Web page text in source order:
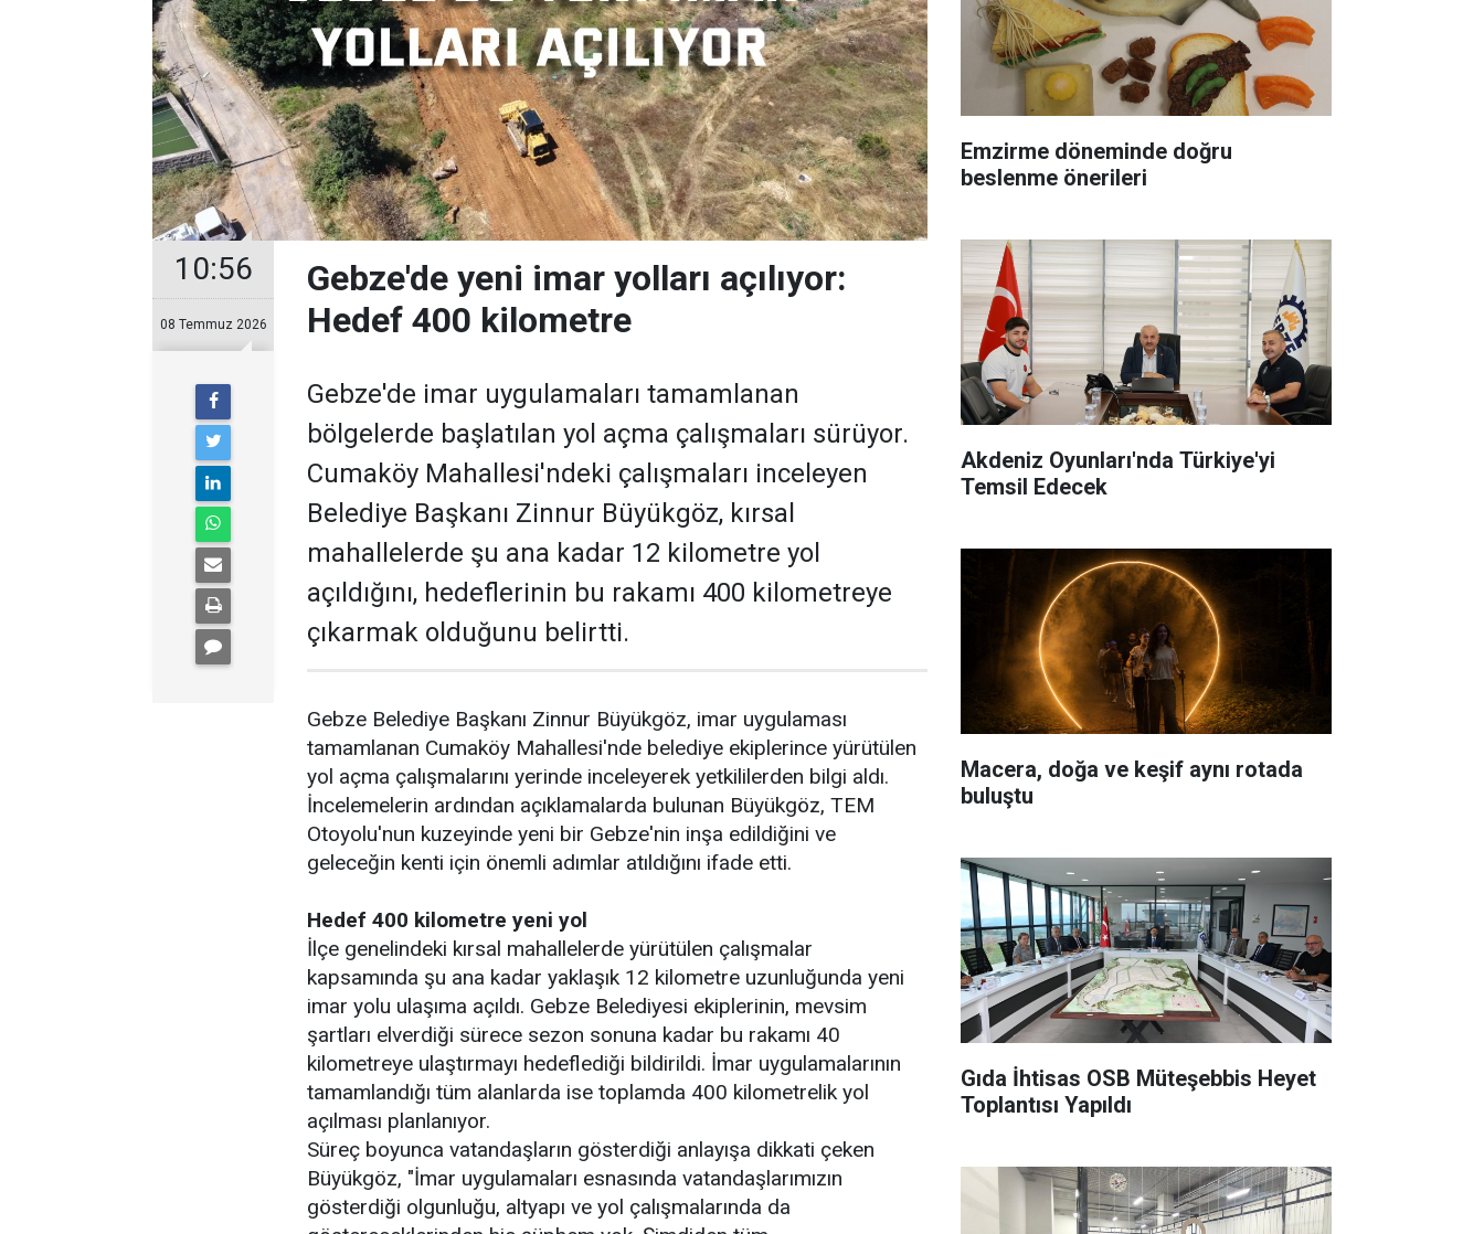
10:56
08 Temmuz 2026
Gebze'de yeni imar yolları açılıyor:
Hedef 400 kilometre
Gebze'de imar uygulamaları tamamlanan
bölgelerde başlatılan yol açma çalışmaları sürüyor.
Cumaköy Mahallesi'ndeki çalışmaları inceleyen
Belediye Başkanı Zinnur Büyükgöz, kırsal
mahallelerde şu ana kadar 12 kilometre yol
açıldığını, hedeflerinin bu rakamı 400 kilometreye
çıkarmak olduğunu belirtti.
Gebze Belediye Başkanı Zinnur Büyükgöz, imar uygulaması
tamamlanan Cumaköy Mahallesi'nde belediye ekiplerince yürütülen
yol açma çalışmalarını yerinde inceleyerek yetkililerden bilgi aldı.
İncelemelerin ardından açıklamalarda bulunan Büyükgöz, TEM
Otoyolu'nun kuzeyinde yeni bir Gebze'nin inşa edildiğini ve
geleceğin kenti için önemli adımlar atıldığını ifade etti.
Hedef 400 kilometre yeni yol
İlçe genelindeki kırsal mahallelerde yürütülen çalışmalar
kapsamında şu ana kadar yaklaşık 12 kilometre uzunluğunda yeni
imar yolu ulaşıma açıldı. Gebze Belediyesi ekiplerinin, mevsim
şartları elverdiği sürece sezon sonuna kadar bu rakamı 40
kilometreye ulaştırmayı hedeflediği bildirildi. İmar uygulamalarının
tamamlandığı tüm alanlarda ise toplamda 400 kilometrelik yol
açılması planlanıyor.
Süreç boyunca vatandaşların gösterdiği anlayışa dikkati çeken
Büyükgöz, "İmar uygulamaları esnasında vatandaşlarımızın
gösterdiği olgunluğu, altyapı ve yol çalışmalarında da
Emzirme döneminde doğru
beslenme önerileri
Akdeniz Oyunları'nda Türkiye'yi
Temsil Edecek
Macera, doğa ve keşif aynı rotada
buluştu
Gıda İhtisas OSB Müteşebbis Heyet
Toplantısı Yapıldı